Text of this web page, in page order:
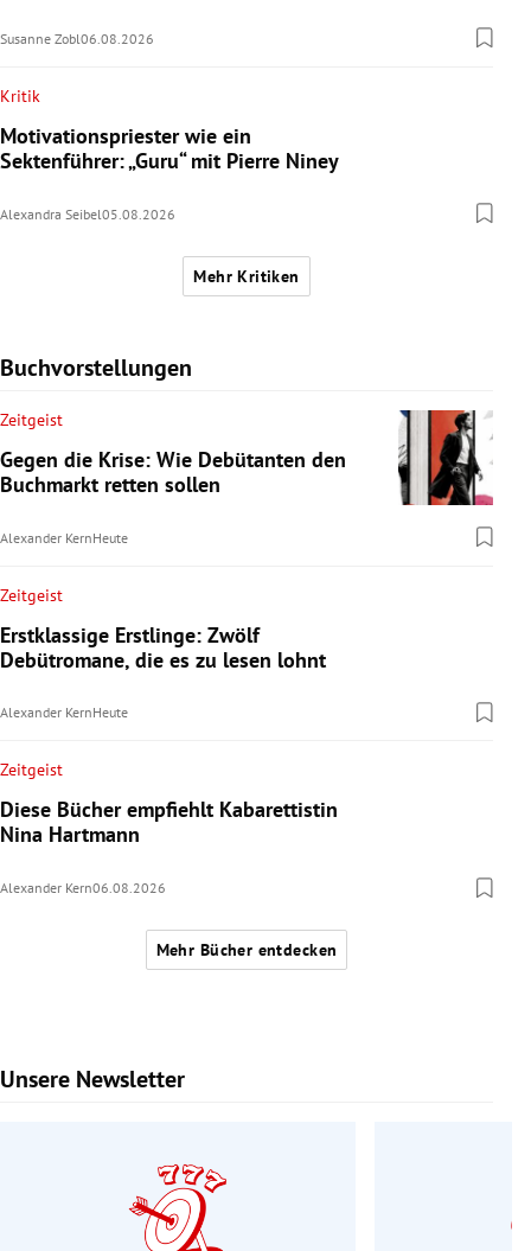
Susanne Zobl06.08.2026
Kritik
Motivationspriester wie ein
Sektenführer: „Guru“ mit Pierre Niney
Alexandra Seibel05.08.2026
Mehr Kritiken
Buchvorstellungen
Zeitgeist
Gegen die Krise: Wie Debütanten den
Buchmarkt retten sollen
Alexander KernHeute
Zeitgeist
Erstklassige Erstlinge: Zwölf
Debütromane, die es zu lesen lohnt
Alexander KernHeute
Zeitgeist
Diese Bücher empfiehlt Kabarettistin
Nina Hartmann
Alexander Kern06.08.2026
Mehr Bücher entdecken
Unsere Newsletter
Slide 1 von 6